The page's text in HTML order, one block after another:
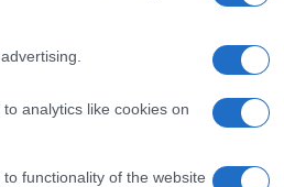
analytics like cookies on
functionality of the website
hogy a PHANTOM-
bejelentett
a saját gyártás javítja
és jelentősen bővíti a